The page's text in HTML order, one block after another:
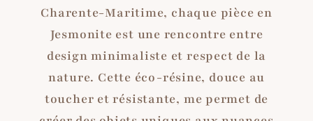
Charente-Maritime, chaque pièce en
Jesmonite est une rencontre entre
design minimaliste et respect de la
nature. Cette éco-résine, douce au
toucher et résistante, me permet de